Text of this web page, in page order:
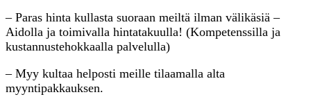
– Paras hinta kullasta suoraan meiltä ilman välikäsiä –
Aidolla ja toimivalla hintatakuulla! (Kompetenssilla ja
kustannustehokkaalla palvelulla)
– Myy kultaa helposti meille tilaamalla alta
myyntipakkauksen.